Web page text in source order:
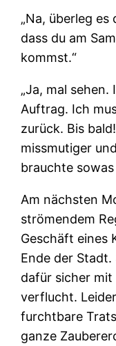
„Na, überleg
dass du am
kommst.“
„Ja, mal
Auftrag. Ich
zurück. Bis
missmutiger
brauchte
Am nächsten
strömendem
Geschäft eines
Ende der
dafür sicher
verflucht.
furchtbare
ganze